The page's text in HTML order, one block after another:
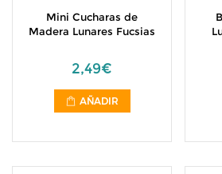
Mini Cucharas de
Madera Lunares Fucsias
2,49€
AÑADIR